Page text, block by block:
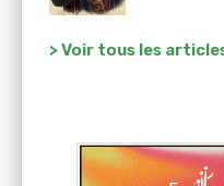
> Voir tous les